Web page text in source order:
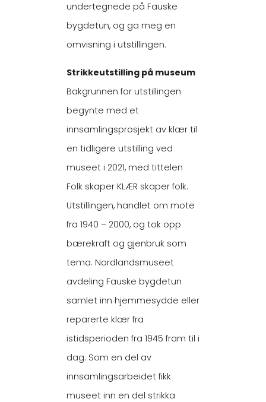
undertegnede på Fauske
bygdetun, og ga meg en
omvisning i utstillingen.
Strikkeutstilling på museum
Bakgrunnen for utstillingen
begynte med et
innsamlingsprosjekt av klær til
en tidligere utstilling ved
museet i 2021, med tittelen
Folk skaper KLÆR skaper folk.
Utstillingen, handlet om mote
fra 1940 – 2000, og tok opp
bærekraft og gjenbruk som
tema. Nordlandsmuseet
avdeling Fauske bygdetun
samlet inn hjemmesydde eller
reparerte klær fra
istidsperioden fra 1945 fram til i
dag. Som en del av
innsamlingsarbeidet fikk
museet inn en del strikka